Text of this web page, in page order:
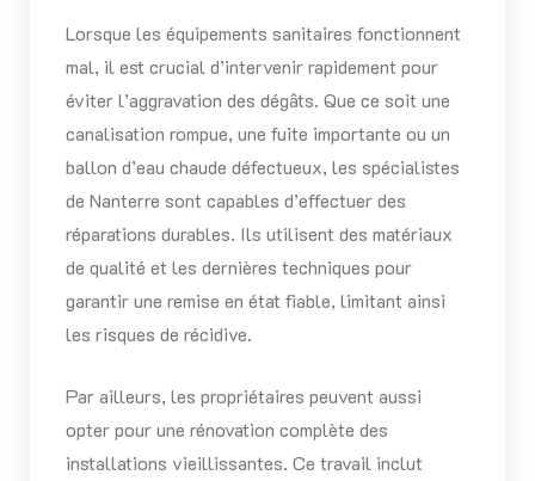
Lorsque les équipements sanitaires fonctionnent
mal, il est crucial d’intervenir rapidement pour
éviter l’aggravation des dégâts. Que ce soit une
canalisation rompue, une fuite importante ou un
ballon d’eau chaude défectueux, les spécialistes
de Nanterre sont capables d’effectuer des
réparations durables. Ils utilisent des matériaux
de qualité et les dernières techniques pour
garantir une remise en état fiable, limitant ainsi
les risques de récidive.
Par ailleurs, les propriétaires peuvent aussi
opter pour une rénovation complète des
installations vieillissantes. Ce travail inclut